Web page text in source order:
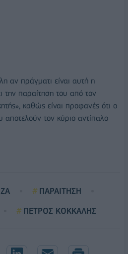
αν πράγματι είναι αυτή η
την παραίτηση του από τον
καθώς είναι προφανές ότι ο
αποτελούν τον κύριο αντίπαλο
ΠΑΡΑΙΤΗΣΗ
ΠΕΤΡΟΣ ΚΟΚΚΑΛΗΣ